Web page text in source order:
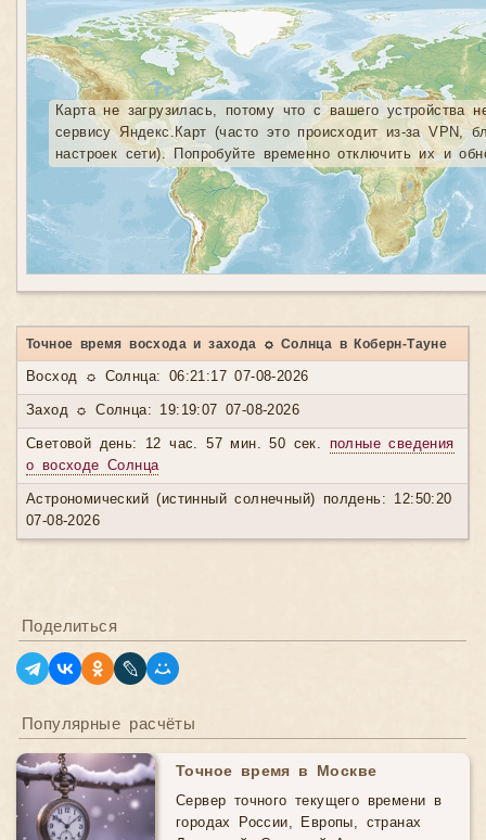
Карта не загрузилась, потому что с вашего устройства
сервису Яндекс.Карт (часто это происходит из-за VPN,
настроек сети). Попробуйте временно отключить их и
Точное время восхода и захода ☼ Солнца в Коберн-Тауне
Восход ☼ Солнца: 06:21:17 07-08-2026
Заход ☼ Солнца: 19:19:07 07-08-2026
Световой день: 12 час. 57 мин. 50 сек. полные сведения
о восходе Солнца
Астрономический (истинный солнечный) полдень: 12:50:20
07-08-2026
Поделиться
Популярные расчёты
Точное время в Москве
Сервер точного текущего времени в
городах России, Европы, странах